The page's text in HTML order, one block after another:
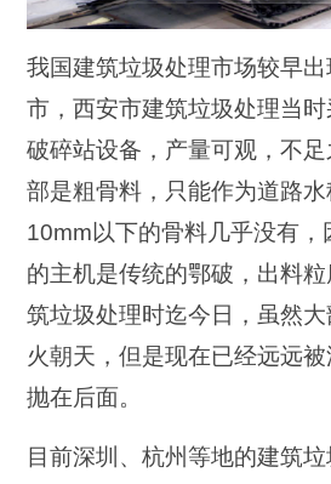
我国建筑垃圾处理市场较早
市，西安市建筑垃圾处理当
破碎站设备，产量可观，不
部是粗骨料，只能作为道路水
10mm以下的骨料几乎没有，
的主机是传统的鄂破，出料
筑垃圾处理时迄今日，虽然
火朝天，但是现在已经远远
抛在后面。
目前深圳、杭州等地的建筑